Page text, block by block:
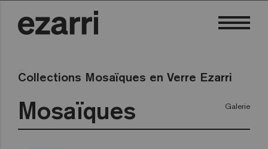
Collections Mosaïques en Verre Ezarri
Mosaïques Galerie